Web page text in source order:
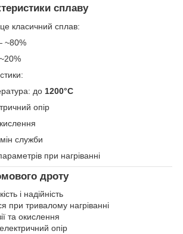
сплаву
класичний сплав:
~80%
до 1200°C
опір
служби
при нагріванні
дроту
і надійність
при тривалому нагріванні
та окислення
опір